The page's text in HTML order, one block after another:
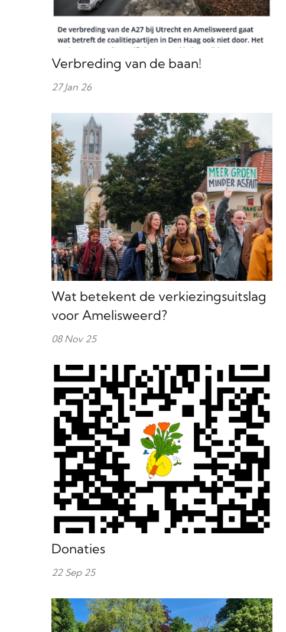
Verbreding van de baan!
27 Jan 26
Wat betekent de verkiezingsuitslag
voor Amelisweerd?
08 Nov 25
Donaties
22 Sep 25